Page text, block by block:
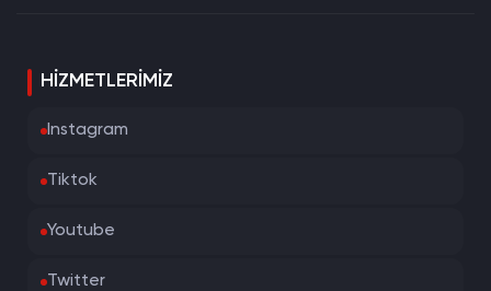
HIZMETLERIMIZ
Instagram
Tiktok
Youtube
Twitter